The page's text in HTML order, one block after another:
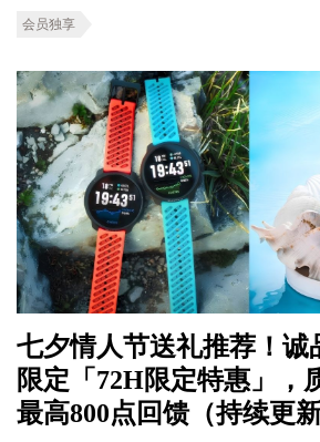
会员独享
七夕情人节送礼推荐！诚
限定「72H限定特惠」，
最高800点回馈（持续更新